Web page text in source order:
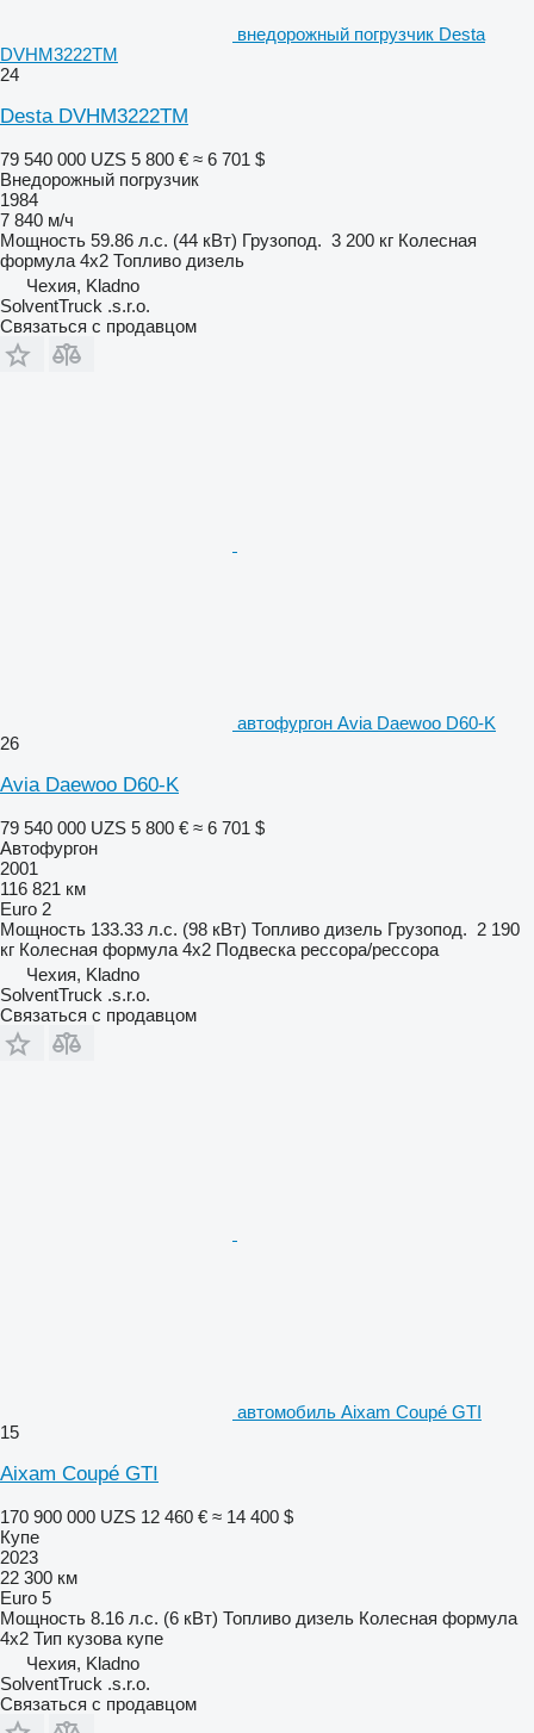
внедорожный погрузчик Desta
DVHM3222TM
24
Desta DVHM3222TM
79 540 000 UZS 5 800 € ≈ 6 701 $
Внедорожный погрузчик
1984
7 840 м/ч
Мощность 59.86 л.с. (44 кВт) Грузопод. 3 200 кг Колесная
формула 4x2 Топливо дизель
Чехия, Kladno
SolventTruck .s.r.o.
Связаться с продавцом
автофургон Avia Daewoo D60-K
26
Avia Daewoo D60-K
79 540 000 UZS 5 800 € ≈ 6 701 $
Автофургон
2001
116 821 км
Euro 2
Мощность 133.33 л.с. (98 кВт) Топливо дизель Грузопод. 2 190
кг Колесная формула 4x2 Подвеска рессора/рессора
Чехия, Kladno
SolventTruck .s.r.o.
Связаться с продавцом
автомобиль Aixam Coupé GTI
15
Aixam Coupé GTI
170 900 000 UZS 12 460 € ≈ 14 400 $
Купе
2023
22 300 км
Euro 5
Мощность 8.16 л.с. (6 кВт) Топливо дизель Колесная формула
4x2 Тип кузова купе
Чехия, Kladno
SolventTruck .s.r.o.
Связаться с продавцом